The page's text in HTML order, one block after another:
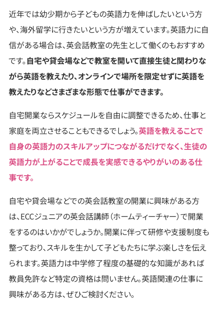
近年では幼少期から子どもの英語力を伸ばしたいという方
や、海外留学に行きたいという方が増えています。英語力に自
信がある場合は、英会話教室の先生として働くのもおすすめ
です。自宅や貸会場などで教室を開いて直接生徒と関わりな
がら英語を教えたり、オンラインで場所を限定せずに英語を
教えたりなどさまざまな形態で仕事ができます。
自宅開業ならスケジュールを自由に調整できるため、仕事と
家庭を両立させることもできるでしょう。英語を教えることで
自身の英語力のスキルアップにつながるだけでなく、生徒の
英語力が上がることで成長を実感できるやりがいのある仕
事です。
自宅や貸会場などでの英会話教室の開業に興味がある方
は、ECCジュニアの英会話講師（ホームティーチャー）で開業
をするのはいかがでしょうか。開業に伴って研修や支援制度も
整っており、スキルを生かして子どもたちに学ぶ楽しさを伝え
られます。英語力は中学修了程度の基礎的な知識があれば
教員免許など特定の資格は問いません。英語関連の仕事に
興味がある方は、ぜひご検討ください。